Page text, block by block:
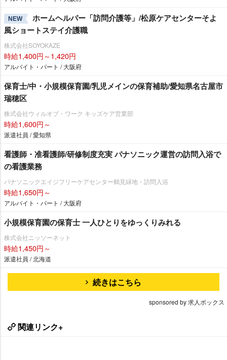
NEW
ホームヘルパー「訪問介護等」/松原ケアセンターそよ
風ショートステイ介護職
株式会社SOYOKAZE
時給1,400円～1,420円
アルバイト・パート / 大阪府
保育士/中・小規模保育園/乳児メインの保育補助/愛知県名古屋市
瑞穂区
株式会社ウィルオブ・ワーク キッズケア営業部
時給1,600円～
派遣社員 / 愛知県
看護師・准看護師/研修制度充実 パナソニック運営の訪問入浴で
の看護業務
パナソニックエイジフリーケアセンター鶴見緑地・訪問入浴
時給1,650円～
アルバイト・パート / 大阪府
小規模保育園の保育士 一人ひとりをゆっくりみれる
株式会社ニッソーネット
時給1,450円～
派遣社員 / 北海道
続きはこちら
sponsored by 求人ボックス
関連リンク+